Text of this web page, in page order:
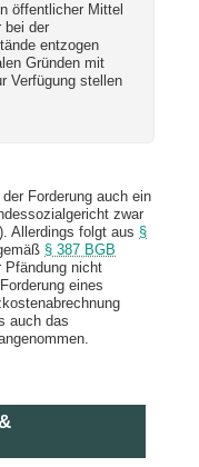
öffentlicher Mittel
bei der
entzogen
Gründen mit
Verfügung stellen
Forderung auch ein
zwar
Allerdings folgt aus §
§ 387 BGB
Pfändung nicht
eines
auch das